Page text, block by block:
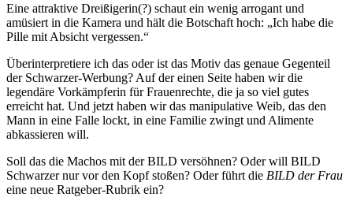
Eine attraktive Dreißigerin(?) schaut ein wenig arrogant und
amüsiert in die Kamera und hält die Botschaft hoch: „Ich habe die
Pille mit Absicht vergessen.“
Überinterpretiere ich das oder ist das Motiv das genaue Gegenteil
der Schwarzer-Werbung? Auf der einen Seite haben wir die
legendäre Vorkämpferin für Frauenrechte, die ja so viel gutes
erreicht hat. Und jetzt haben wir das manipulative Weib, das den
Mann in eine Falle lockt, in eine Familie zwingt und Alimente
abkassieren will.
Soll das die Machos mit der BILD versöhnen? Oder will BILD
Schwarzer nur vor den Kopf stoßen? Oder führt die BILD der Frau
eine neue Ratgeber-Rubrik ein?